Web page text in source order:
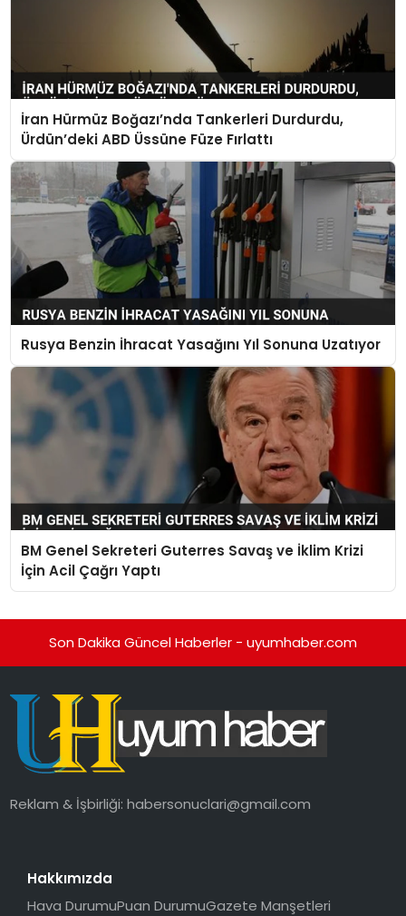
İran Hürmüz Boğazı’nda Tankerleri Durdurdu,
Ürdün’deki ABD Üssüne Füze Fırlattı
Rusya Benzin İhracat Yasağını Yıl Sonuna Uzatıyor
BM Genel Sekreteri Guterres Savaş ve İklim Krizi
İçin Acil Çağrı Yaptı
Son Dakika Güncel Haberler - uyumhaber.com
Reklam & İşbirliği:habersonuclari@gmail.com
Hakkımızda
Hava DurumuPuan DurumuGazete Manşetleri